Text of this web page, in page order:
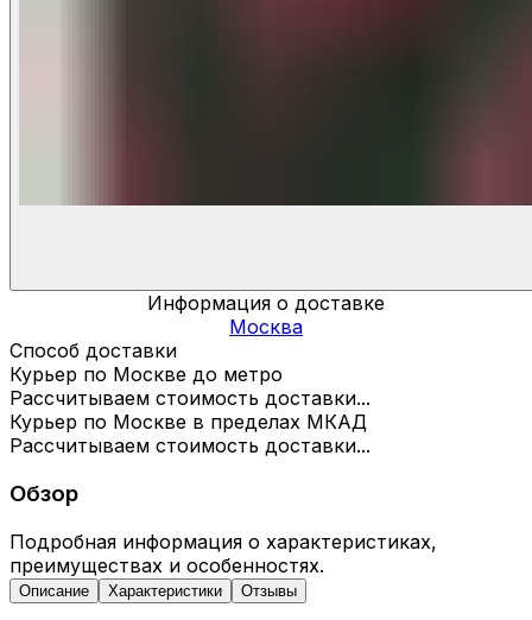
Информация о доставке
Москва
Способ доставки
Курьер по Москве до метро
Рассчитываем стоимость доставки...
Курьер по Москве в пределах МКАД
Рассчитываем стоимость доставки...
Обзор
Подробная информация о характеристиках,
преимуществах и особенностях.
Описание Характеристики Отзывы